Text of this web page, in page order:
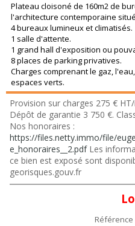
Plateau cloisoné de 160m2 de
l'architecture contemporaine
4 bureaux lumineux et climatisés.
1 salle d'attente.
1 grand hall d'exposition ou
8 places de parking privatives.
Charges comprenant le gaz,
espaces verts.
Provision sur charges 275 €
Dépôt de garantie 3 750 €.
Nos honoraires :
https://files.netty.immo/file/
e_honoraires__2.pdfLes
ce bien est exposé sont
georisques.gouv.fr
Référence